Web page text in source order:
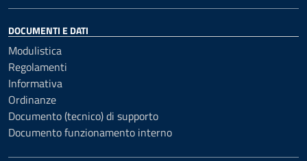
DOCUMENTI E DATI
Modulistica
Regolamenti
Informativa
Ordinanze
Documento (tecnico) di supporto
Documento funzionamento interno